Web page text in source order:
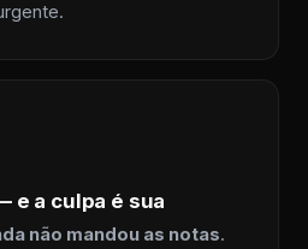
e a culpa é sua
não mandou as notas.